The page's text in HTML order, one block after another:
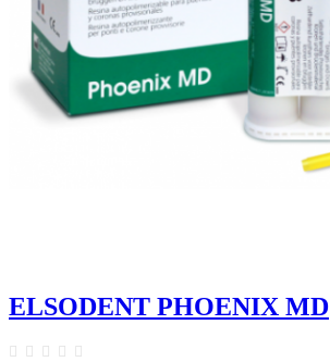
ELSODENT PHOENIX MD